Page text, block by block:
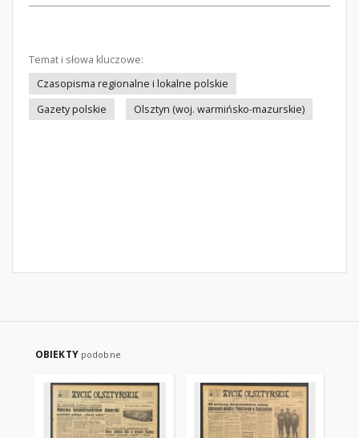
Temat i słowa kluczowe:
Czasopisma regionalne i lokalne polskie
Gazety polskie
Olsztyn (woj. warmińsko-mazurskie)
OBIEKTY podobne